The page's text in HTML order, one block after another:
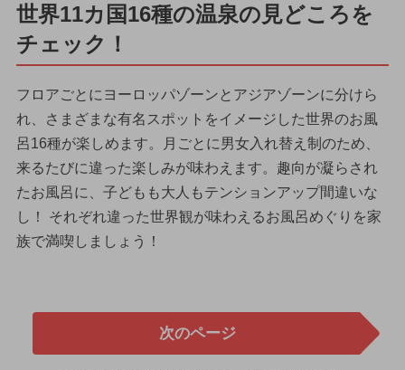
世界11カ国16種の温泉の見どころを
チェック！
フロアごとにヨーロッパゾーンとアジアゾーンに分けら
れ、さまざまな有名スポットをイメージした世界のお風
呂16種が楽しめます。月ごとに男女入れ替え制のため、
来るたびに違った楽しみが味わえます。趣向が凝らされ
たお風呂に、子どもも大人もテンションアップ間違いな
し！ それぞれ違った世界観が味わえるお風呂めぐりを家
族で満喫しましょう！
次のページ